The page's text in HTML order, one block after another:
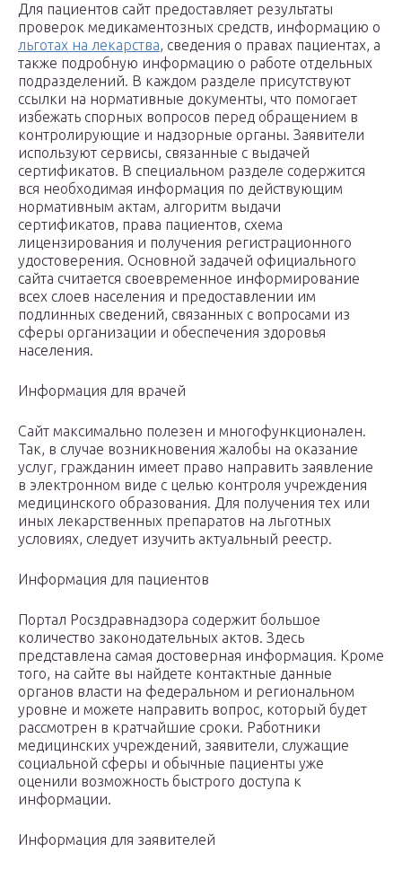
Для пациентов сайт предоставляет результаты
проверок медикаментозных средств, информацию о
льготах на лекарства, сведения о правах пациентах, а
также подробную информацию о работе отдельных
подразделений. В каждом разделе присутствуют
ссылки на нормативные документы, что помогает
избежать спорных вопросов перед обращением в
контролирующие и надзорные органы. Заявители
используют сервисы, связанные с выдачей
сертификатов. В специальном разделе содержится
вся необходимая информация по действующим
нормативным актам, алгоритм выдачи
сертификатов, права пациентов, схема
лицензирования и получения регистрационного
удостоверения. Основной задачей официального
сайта считается своевременное информирование
всех слоев населения и предоставлении им
подлинных сведений, связанных с вопросами из
сферы организации и обеспечения здоровья
населения.
Информация для врачей
Сайт максимально полезен и многофункционален.
Так, в случае возникновения жалобы на оказание
услуг, гражданин имеет право направить заявление
в электронном виде с целью контроля учреждения
медицинского образования. Для получения тех или
иных лекарственных препаратов на льготных
условиях, следует изучить актуальный реестр.
Информация для пациентов
Портал Росздравнадзора содержит большое
количество законодательных актов. Здесь
представлена самая достоверная информация. Кроме
того, на сайте вы найдете контактные данные
органов власти на федеральном и региональном
уровне и можете направить вопрос, который будет
рассмотрен в кратчайшие сроки. Работники
медицинских учреждений, заявители, служащие
социальной сферы и обычные пациенты уже
оценили возможность быстрого доступа к
информации.
Информация для заявителей